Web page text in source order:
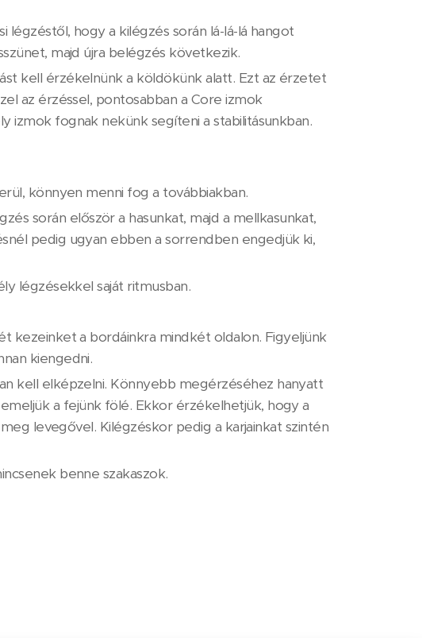
légzéstől, hogy a kilégzés során lá-lá-lá hangot
majd újra belégzés következik.
kell érzékelnünk a köldökünk alatt. Ezt az érzetet
az érzéssel, pontosabban a Core izmok
izmok fognak nekünk segíteni a stabilitásunkban.
könnyen menni fog a továbbiakban.
során először a hasunkat, majd a mellkasunkat,
pedig ugyan ebben a sorrendben engedjük ki,
légzésekkel saját ritmusban.
kezeinket a bordáinkra mindkét oldalon. Figyeljünk
kiengedni.
kell elképzelni. Könnyebb megérzéséhez hanyatt
a fejünk fölé. Ekkor érzékelhetjük, hogy a
levegővel. Kilégzéskor pedig a karjainkat szintén
benne szakaszok.